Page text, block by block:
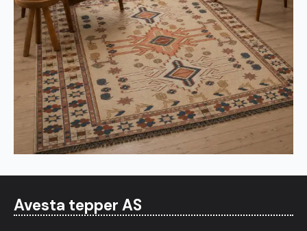
Avesta tepper AS